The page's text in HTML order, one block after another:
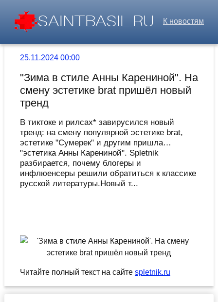
К новостям
25.11.2024 00:00
"Зима в стиле Анны Карениной". На
смену эстетике brat пришёл новый
тренд
В тиктоке и рилсах* завирусился новый
тренд: на смену популярной эстетике brat,
эстетике "Сумерек" и другим пришла…
"эстетика Анны Карениной". Spletnik
разбирается, почему блогеры и
инфлюенсеры решили обратиться к классике
русской литературы.Новый т...
Читайте полный текст на сайте spletnik.ru